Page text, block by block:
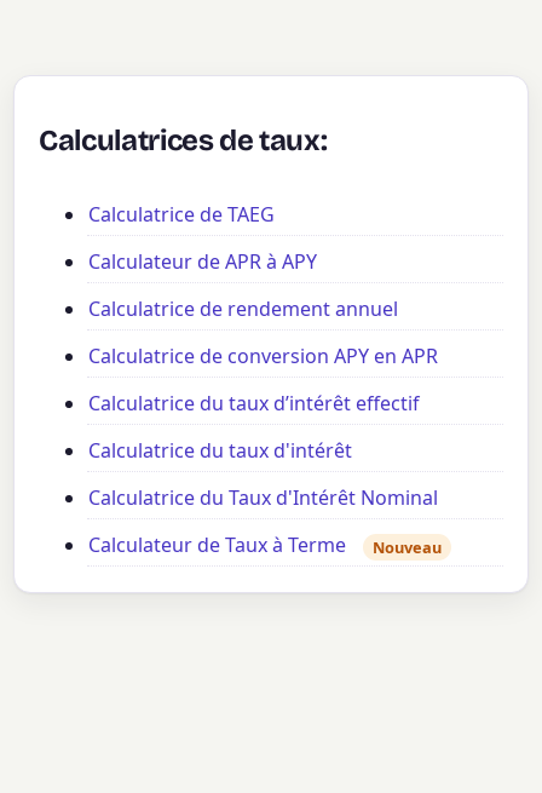
Calculatrices de taux:
Calculatrice de TAEG
Calculateur de APR à APY
Calculatrice de rendement annuel
Calculatrice de conversion APY en APR
Calculatrice du taux d’intérêt effectif
Calculatrice du taux d'intérêt
Calculatrice du Taux d'Intérêt Nominal
Calculateur de Taux à Terme
Nouveau